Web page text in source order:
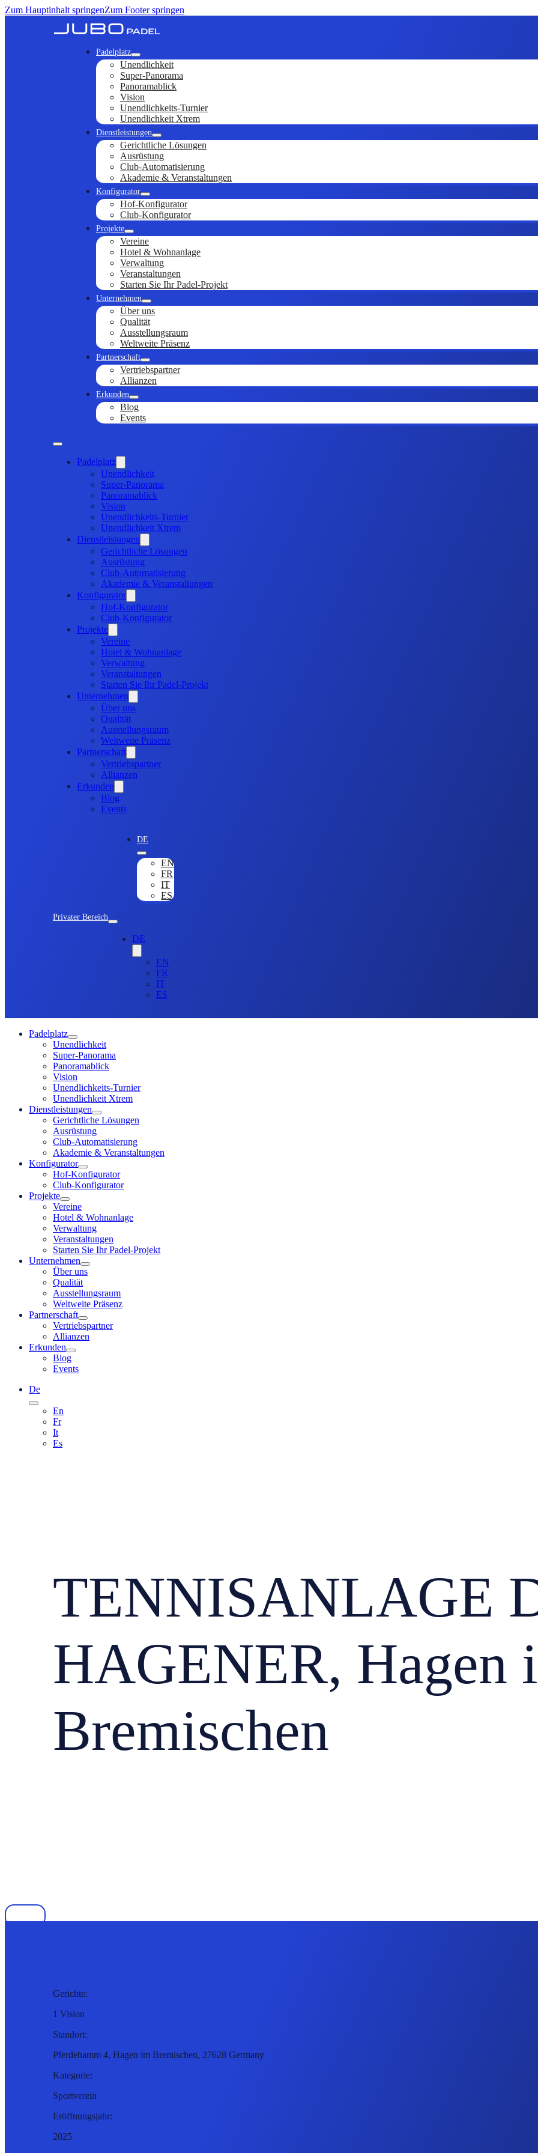
Zum Hauptinhalt springenZum Footer springen
Padelplatz
Unendlichkeit
Super-Panorama
Panoramablick
Vision
Unendlichkeits-Turnier
Unendlichkeit Xtrem
Dienstleistungen
Gerichtliche Lösungen
Ausrüstung
Club-Automatisierung
Akademie & Veranstaltungen
Konfigurator
Hof-Konfigurator
Club-Konfigurator
Projekte
Vereine
Hotel & Wohnanlage
Verwaltung
Veranstaltungen
Starten Sie Ihr Padel-Projekt
Unternehmen
Über uns
Qualität
Ausstellungsraum
Weltweite Präsenz
Partnerschaft
Vertriebspartner
Allianzen
Erkunden
Blog
Events
Padelplatz
Unendlichkeit
Super-Panorama
Panoramablick
Vision
Unendlichkeits-Turnier
Unendlichkeit Xtrem
Dienstleistungen
Gerichtliche Lösungen
Ausrüstung
Club-Automatisierung
Akademie & Veranstaltungen
Konfigurator
Hof-Konfigurator
Club-Konfigurator
Projekte
Vereine
Hotel & Wohnanlage
Verwaltung
Veranstaltungen
Starten Sie Ihr Padel-Projekt
Unternehmen
Über uns
Qualität
Ausstellungsraum
Weltweite Präsenz
Partnerschaft
Vertriebspartner
Allianzen
Erkunden
Blog
Events
Privater Bereich
DE
EN
FR
IT
ES
DE
EN
FR
IT
ES
Padelplatz
Unendlichkeit
Super-Panorama
Panoramablick
Vision
Unendlichkeits-Turnier
Unendlichkeit Xtrem
Dienstleistungen
Gerichtliche Lösungen
Ausrüstung
Club-Automatisierung
Akademie & Veranstaltungen
Konfigurator
Hof-Konfigurator
Club-Konfigurator
Projekte
Vereine
Hotel & Wohnanlage
Verwaltung
Veranstaltungen
Starten Sie Ihr Padel-Projekt
Unternehmen
Über uns
Qualität
Ausstellungsraum
Weltweite Präsenz
Partnerschaft
Vertriebspartner
Allianzen
Erkunden
Blog
Events
De
En
Fr
It
Es
TENNISANLAGE
HAGENER, Hagen
Bremischen
Gerichte:
1 Vision
Standort:
Pferdehamm 4, Hagen im Bremischen, 27628 Germany
Kategorie:
Sportverein
Eröffnungsjahr:
2025